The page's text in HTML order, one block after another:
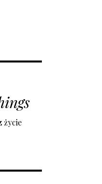
życie